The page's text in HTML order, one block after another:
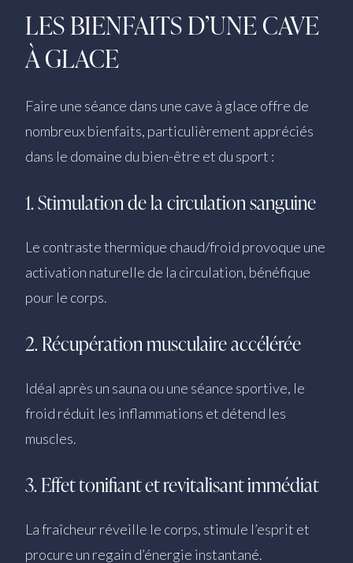
LES BIENFAITS D’UNE CAVE
À GLACE
Faire une séance dans une cave à glace offre de
nombreux bienfaits, particulièrement appréciés
dans le domaine du bien-être et du sport :
1. Stimulation de la circulation sanguine
Le contraste thermique chaud/froid provoque une
activation naturelle de la circulation, bénéfique
pour le corps.
2. Récupération musculaire accélérée
Idéal après un sauna ou une séance sportive, le
froid réduit les inflammations et détend les
muscles.
3. Effet tonifiant et revitalisant immédiat
La fraîcheur réveille le corps, stimule l’esprit et
procure un regain d’énergie instantané.